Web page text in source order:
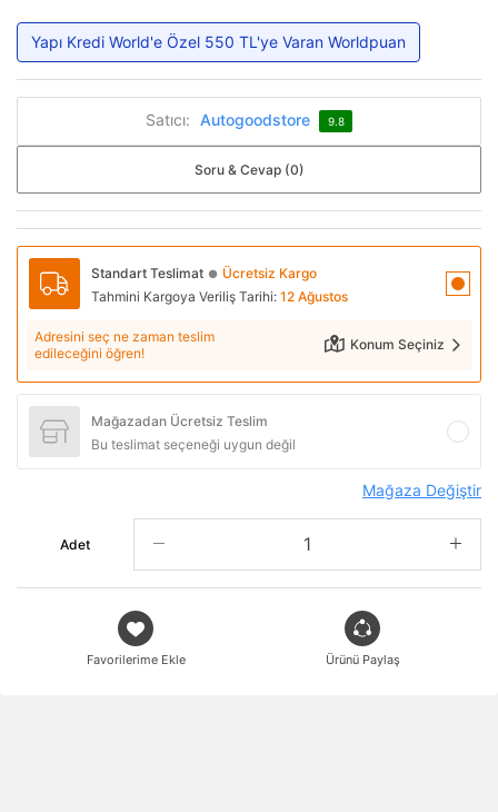
Yapı Kredi World'e Özel 550 TL'ye Varan Worldpuan
Satıcı: Autogoodstore 9.8
Soru & Cevap (0)
Standart Teslimat ● Ücretsiz Kargo
Tahmini Kargoya Veriliş Tarihi: 12 Ağustos
Adresini seç ne zaman teslim
edileceğini öğren!
Konum Seçiniz
Mağazadan Ücretsiz Teslim
Bu teslimat seçeneği uygun değil
Mağaza Değiştir
Adet
Favorilerime Ekle Ürünü Paylaş